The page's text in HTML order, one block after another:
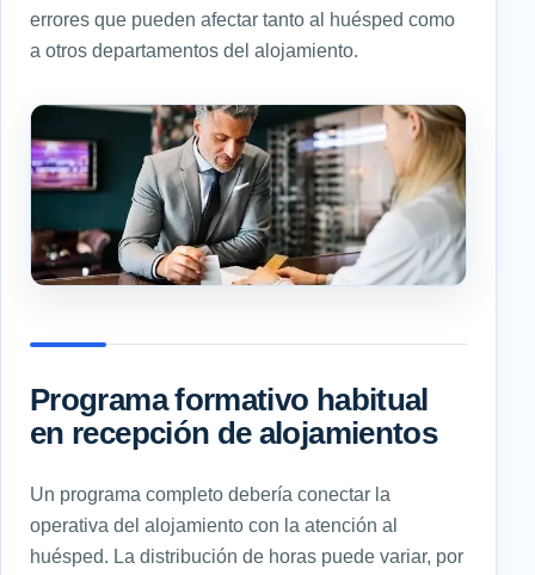
errores que pueden afectar tanto al huésped como
a otros departamentos del alojamiento.
Programa formativo habitual
en recepción de alojamientos
Un programa completo debería conectar la
operativa del alojamiento con la atención al
huésped. La distribución de horas puede variar, por